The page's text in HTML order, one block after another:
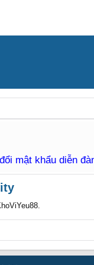
mật khẩu diễn